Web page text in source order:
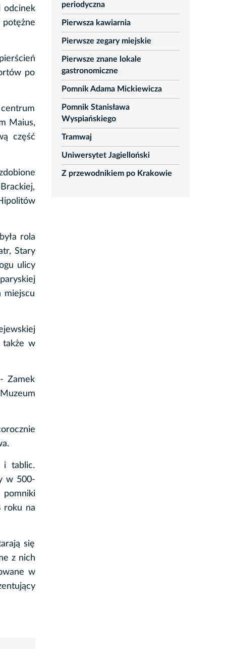
odcinek
po
Maius,
część
rola
Stary
ulicy
miejscu
także w
Zamek
i tablic.
w 500-
pomniki
roku na
się
z nich
w
periodyczna
Pierwsza kawiarnia
Pierwsze zegary miejskie
Pierwsze znane lokale
gastronomiczne
Pomnik Adama Mickiewicza
Pomnik Stanisława
Wyspiańskiego
Tramwaj
Uniwersytet Jagielloński
Z przewodnikiem po Krakowie